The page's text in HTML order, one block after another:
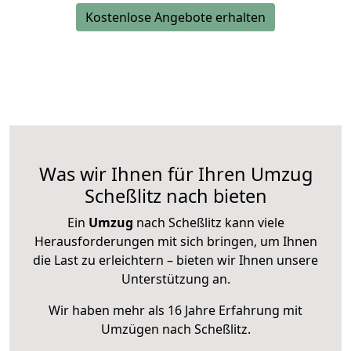
Kostenlose Angebote erhalten
Was wir Ihnen für Ihren Umzug
Scheßlitz nach bieten
Ein Umzug nach Scheßlitz kann viele
Herausforderungen mit sich bringen, um Ihnen
die Last zu erleichtern – bieten wir Ihnen unsere
Unterstützung an.
Wir haben mehr als 16 Jahre Erfahrung mit
Umzügen nach Scheßlitz.